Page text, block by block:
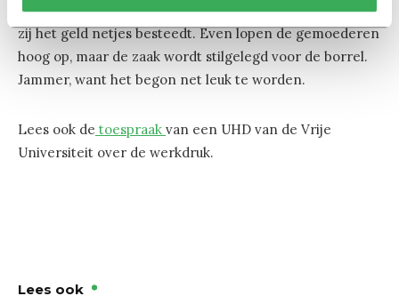
heeft weinig vertrouwen in de VSNU als werkgever dat
zij het geld netjes besteedt. Even lopen de gemoederen
hoog op, maar de zaak wordt stilgelegd voor de borrel.
Jammer, want het begon net leuk te worden.
Lees ook de toespraak van een UHD van de Vrije
Universiteit over de werkdruk.
Lees ook